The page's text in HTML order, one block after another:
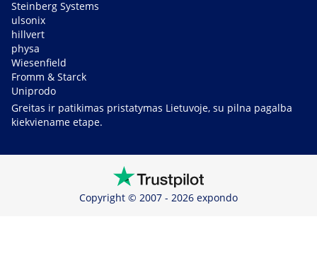
Steinberg Systems
ulsonix
hillvert
physa
Wiesenfield
Fromm & Starck
Uniprodo
Greitas ir patikimas pristatymas Lietuvoje, su pilna pagalba
kiekviename etape.
Copyright © 2007 - 2026 expondo